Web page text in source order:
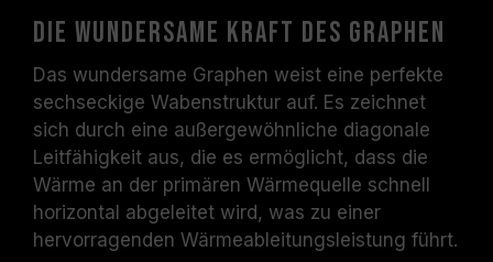
Die wundersame Kraft des Graphen
Das wundersame Graphen weist eine perfekte
sechseckige Wabenstruktur auf. Es zeichnet
sich durch eine außergewöhnliche diagonale
Leitfähigkeit aus, die es ermöglicht, dass die
Wärme an der primären Wärmequelle schnell
horizontal abgeleitet wird, was zu einer
hervorragenden Wärmeableitungsleistung führt.